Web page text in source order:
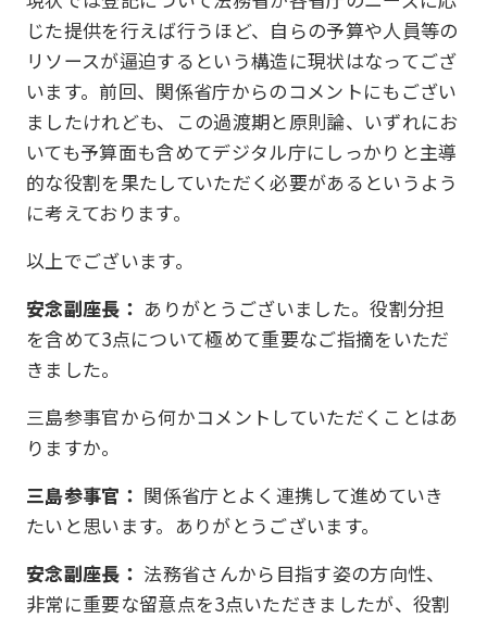
じた提供を行えば行うほど、自らの予算や人員等の
リソースが逼迫するという構造に現状はなってござ
います。前回、関係省庁からのコメントにもござい
ましたけれども、この過渡期と原則論、いずれにお
いても予算面も含めてデジタル庁にしっかりと主導
的な役割を果たしていただく必要があるというよう
に考えております。
以上でございます。
安念副座長： ありがとうございました。役割分担
を含めて3点について極めて重要なご指摘をいただ
きました。
三島参事官から何かコメントしていただくことはあ
りますか。
三島参事官： 関係省庁とよく連携して進めていき
たいと思います。ありがとうございます。
安念副座長： 法務省さんから目指す姿の方向性、
非常に重要な留意点を3点いただきましたが、役割